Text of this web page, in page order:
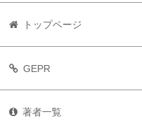
トップページ
GEPR
著者一覧